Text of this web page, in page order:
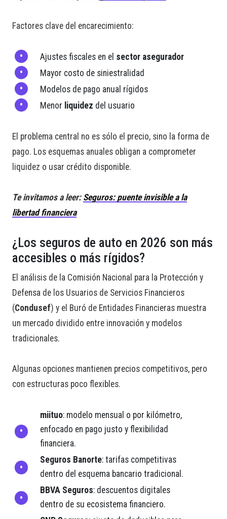
Factores clave del encarecimiento:
Ajustes fiscales en el sector asegurador
Mayor costo de siniestralidad
Modelos de pago anual rígidos
Menor liquidez del usuario
El problema central no es sólo el precio, sino la forma de
pago. Los esquemas anuales obligan a comprometer
liquidez o usar crédito disponible.
Te invitamos a leer: Seguros: puente invisible a la
libertad financiera
¿Los seguros de auto en 2026 son más
accesibles o más rígidos?
El análisis de la Comisión Nacional para la Protección y
Defensa de los Usuarios de Servicios Financieros
(Condusef) y el Buró de Entidades Financieras muestra
un mercado dividido entre innovación y modelos
tradicionales.
Algunas opciones mantienen precios competitivos, pero
con estructuras poco flexibles.
miituo: modelo mensual o por kilómetro,
enfocado en pago justo y flexibilidad
financiera.
Seguros Banorte: tarifas competitivas
dentro del esquema bancario tradicional.
BBVA Seguros: descuentos digitales
dentro de su ecosistema financiero.